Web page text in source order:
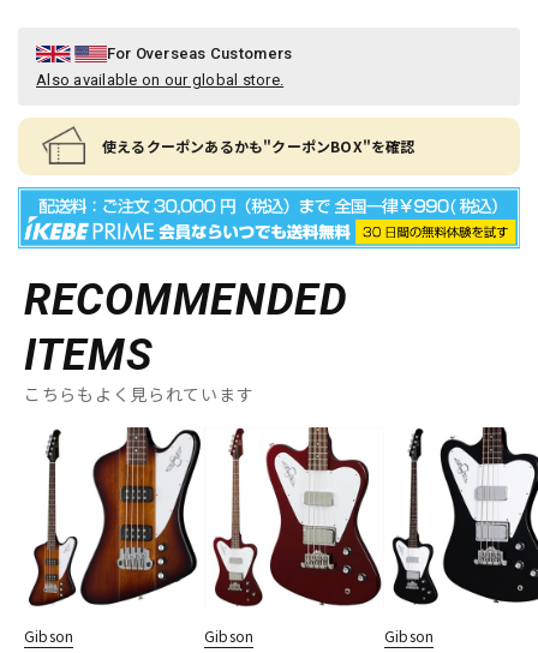
For Overseas Customers
Also available on our global store.
使えるクーポンあるかも"クーポンBOX"を確認
RECOMMENDED
ITEMS
こちらもよく見られています
Gibson
Gibson
Gibson